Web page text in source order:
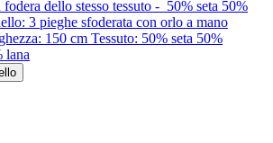
dello stesso tessuto - 50% seta 50%
3 pieghe sfoderata con orlo a mano
150 cm Tessuto: 50% seta 50%
lana